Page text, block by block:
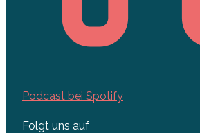
Podcast bei Spotify
Folgt uns auf